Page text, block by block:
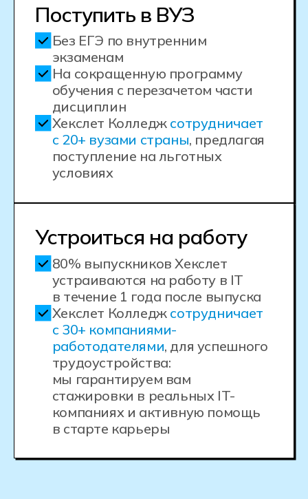
Очная форма
Если вы находитесь в Санкт-
Петербурге и любите живое
взаимодействие
Совмещать с работой
не получится
Продолжительность
обучения 3 года и 10
месяцев
Живое общение
с одногруппниками
от 200 ₽ / месяц
по программе господдержки
или от 22 500 ₽ / месяц
средствами